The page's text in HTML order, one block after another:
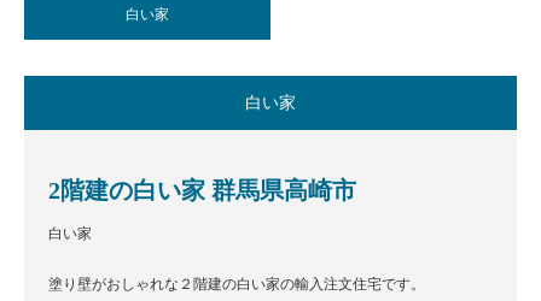
白い家
白い家
2階建の白い家 群馬県高崎市
白い家
塗り壁がおしゃれな２階建の白い家の輸入注文住宅です。